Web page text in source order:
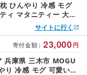
ひんやり 冷感 モグ
ィ マタニティー 大き
きい 長い プレゼント
もちもち 横向き
サイトに行く
寄付金額 : 23,000円
兵庫県 三木市 MOGU
り 冷感 モグ 可愛い